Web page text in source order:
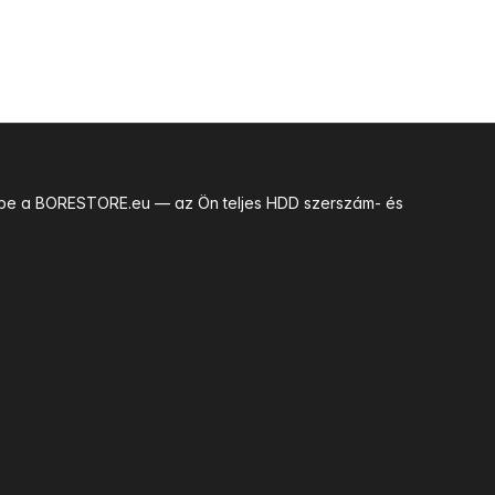
BORESTORE.eu — az Ön teljes HDD szerszám- és